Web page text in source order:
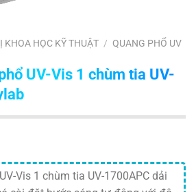
KHOA HỌC KỸ THUẬT / QUANG PHỔ UV
UV-Vis 1 chùm tia UV-
Vis 1 chùm tia UV-1700APC dải